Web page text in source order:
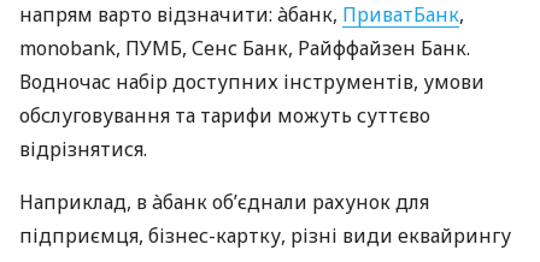
напрям варто відзначити: àбанк, ПриватБанк,
monobank, ПУМБ, Сенс Банк, Райффайзен Банк.
Водночас набір доступних інструментів, умови
обслуговування та тарифи можуть суттєво
відрізнятися.
Наприклад, в àбанк об’єднали рахунок для
підприємця, бізнес-картку, різні види еквайрингу